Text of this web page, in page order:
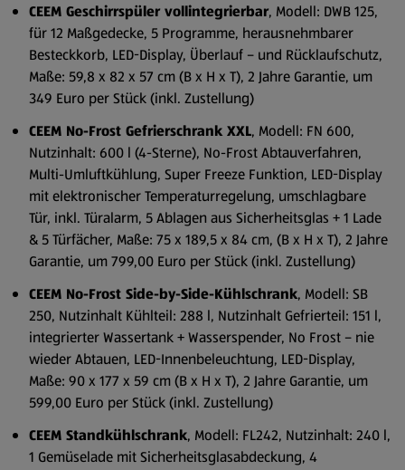
CEEM Geschirrspüler vollintegrierbar, Modell: DWB 125,
für 12 Maßgedecke, 5 Programme, herausnehmbarer
Besteckkorb, LED-Display, Überlauf – und Rücklaufschutz,
Maße: 59,8 x 82 x 57 cm (B x H x T), 2 Jahre Garantie, um
349 Euro per Stück (inkl. Zustellung)
CEEM No-Frost Gefrierschrank XXL, Modell: FN 600,
Nutzinhalt: 600 l (4-Sterne), No-Frost Abtauverfahren,
Multi-Umluftkühlung, Super Freeze Funktion, LED-Display
mit elektronischer Temperaturregelung, umschlagbare
Tür, inkl. Türalarm, 5 Ablagen aus Sicherheitsglas + 1 Lade
& 5 Türfächer, Maße: 75 x 189,5 x 84 cm, (B x H x T), 2 Jahre
Garantie, um 799,00 Euro per Stück (inkl. Zustellung)
CEEM No-Frost Side-by-Side-Kühlschrank, Modell: SB
250, Nutzinhalt Kühlteil: 288 l, Nutzinhalt Gefrierteil: 151 l,
integrierter Wassertank + Wasserspender, No Frost – nie
wieder Abtauen, LED-Innenbeleuchtung, LED-Display,
Maße: 90 x 177 x 59 cm (B x H x T), 2 Jahre Garantie, um
599,00 Euro per Stück (inkl. Zustellung)
CEEM Standkühlschrank, Modell: FL242, Nutzinhalt: 240 l,
1 Gemüselade mit Sicherheitsglasabdeckung, 4